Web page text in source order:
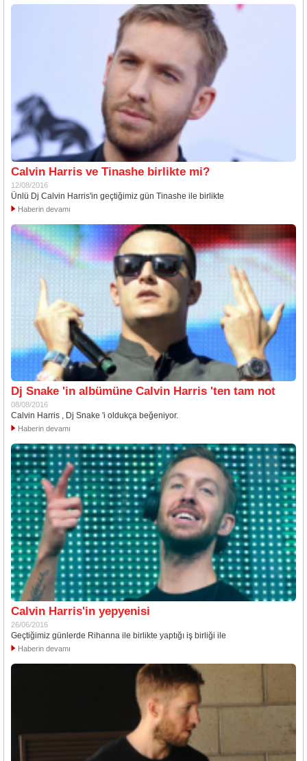
Calvin Harris ve Tinashe birlikte mi?
12/08/2016
Ünlü Dj Calvin Harris'in geçtiğimiz gün Tinashe ile birlikte
Haberin devamı
Dj Snake 'in albümüne Calvin Harris 'ten tam not
08/08/2016
Calvin Harris , Dj Snake 'i oldukça beğeniyor.
Haberin devamı
Calvin Harris'in yepyenisi
26/06/2016
Geçtiğimiz günlerde Rihanna ile birlikte yaptığı iş birliği ile
Haberin devamı